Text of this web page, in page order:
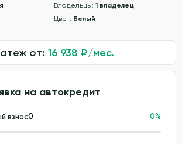
Владельцы: 1 владелец
Цвет: Белый
от: 16 938 ₽/мес.
на автокредит
взнос 0%